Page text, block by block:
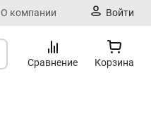
О компании Войти
Сравнение Корзина